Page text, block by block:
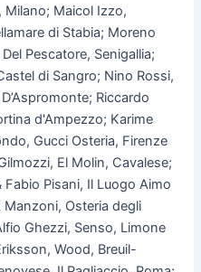
Maicol Izzo,
di Stabia; Moreno
Pescatore, Senigallia;
di Sangro; Nino Rossi,
Riccardo
d'Ampezzo; Karime
Gucci Osteria, Firenze
El Molin, Cavalese;
Pisani, Il Luogo Aimo
Manzoni, Osteria degli
Ghezzi, Senso, Limone
Wood, Breuil-